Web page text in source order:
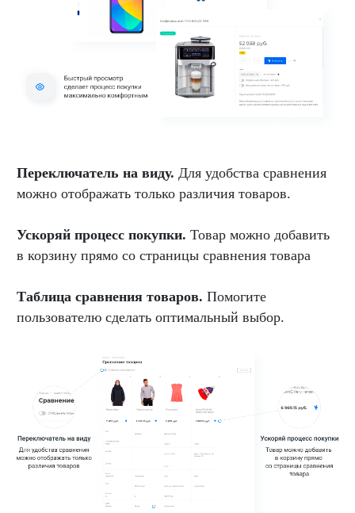
Переключатель на виду. Для удобства сравнения
можно отображать только различия товаров.
Ускоряй процесс покупки. Товар можно добавить
в корзину прямо со страницы сравнения товара
Таблица сравнения товаров. Помогите
пользователю сделать оптимальный выбор.